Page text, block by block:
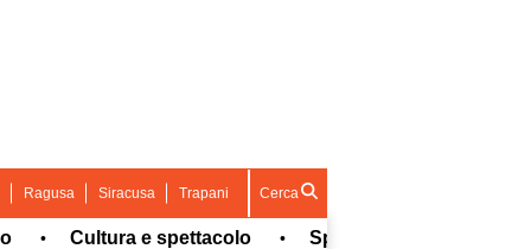
Ragusa Siracusa Trapani Cerca
• Cultura e spettacolo • Sport